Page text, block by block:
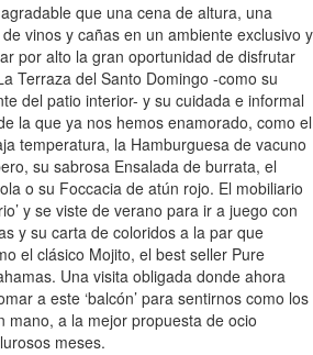
que una cena de altura, una
vinos y cañas en un ambiente exclusivo y
por alto la gran oportunidad de disfrutar
Terraza del Santo Domingo -como su
del patio interior- y su cuidada e informal
la que ya nos hemos enamorado, como el
temperatura, la Hamburguesa de vacuno
su sabrosa Ensalada de burrata, el
o su Foccacia de atún rojo. El mobiliario
y se viste de verano para ir a juego con
y su carta de coloridos a la par que
el clásico Mojito, el best seller Pure
Una visita obligada donde ahora
a este ‘balcón’ para sentirnos como los
mano, a la mejor propuesta de ocio
meses.